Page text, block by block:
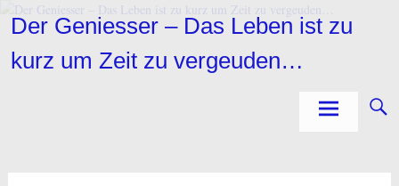
Zum
InhaltDer Geniesser – Das Leben ist zu
kurz um Zeit zu vergeuden…